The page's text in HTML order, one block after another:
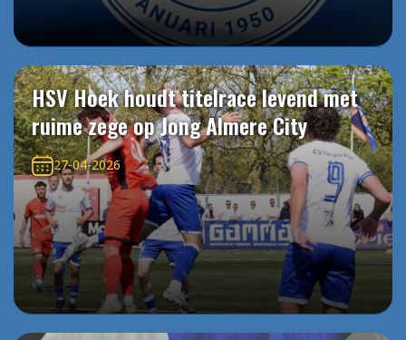
HSV Hoek houdt titelrace levend met
ruime zege op Jong Almere City
27-04-2026